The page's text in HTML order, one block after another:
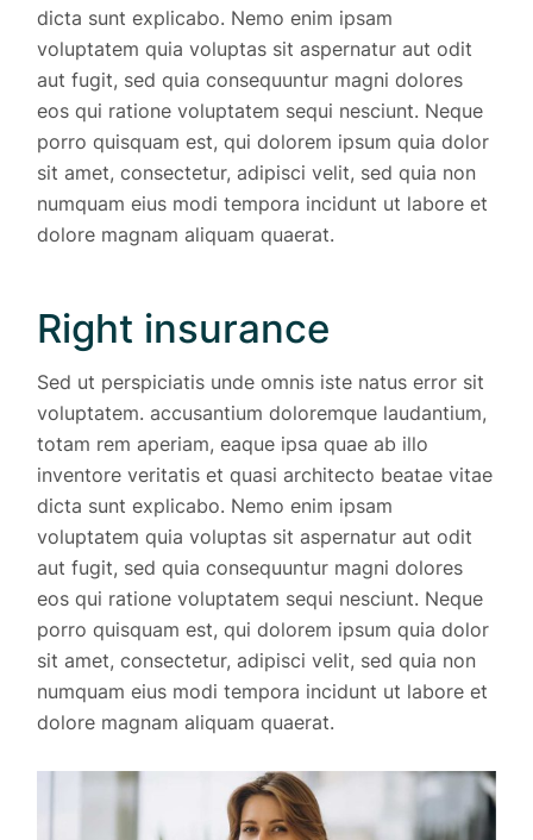
dicta sunt explicabo. Nemo enim ipsam
voluptatem quia voluptas sit aspernatur aut odit
aut fugit, sed quia consequuntur magni dolores
eos qui ratione voluptatem sequi nesciunt. Neque
porro quisquam est, qui dolorem ipsum quia dolor
sit amet, consectetur, adipisci velit, sed quia non
numquam eius modi tempora incidunt ut labore et
dolore magnam aliquam quaerat.
Right insurance
Sed ut perspiciatis unde omnis iste natus error sit
voluptatem. accusantium doloremque laudantium,
totam rem aperiam, eaque ipsa quae ab illo
inventore veritatis et quasi architecto beatae vitae
dicta sunt explicabo. Nemo enim ipsam
voluptatem quia voluptas sit aspernatur aut odit
aut fugit, sed quia consequuntur magni dolores
eos qui ratione voluptatem sequi nesciunt. Neque
porro quisquam est, qui dolorem ipsum quia dolor
sit amet, consectetur, adipisci velit, sed quia non
numquam eius modi tempora incidunt ut labore et
dolore magnam aliquam quaerat.